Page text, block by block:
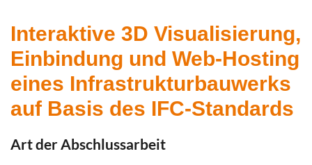
Interaktive 3D Visualisierung,
Einbindung und Web-Hosting
eines Infrastrukturbauwerks
auf Basis des IFC-Standards
Art der Abschlussarbeit